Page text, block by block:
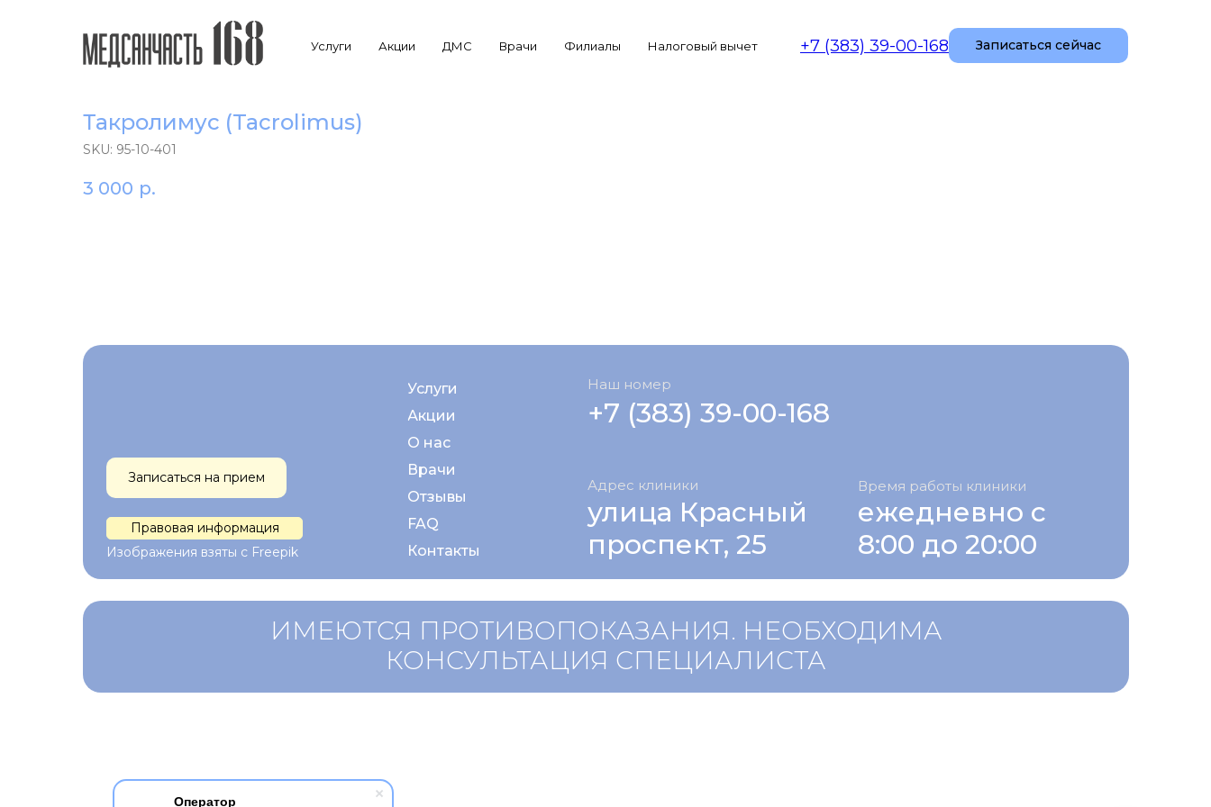
Оператор
Услуги Акции ДМС Врачи Филиалы Налоговый вычет +7 (383) 39-00-168 Записаться сейчас
Такролимус (Tacrolimus)
SKU: 95-10-401
3 000 р.
Услуги
Правовая информация
Акции
Врачи
О нас
+7 (383) 39-00-168
Отзывы
FAQ
Контакты
Наш номер
ежедневно с
8:00 до 20:00
Время работы клиники
Адрес клиники
улица Красный
проспект, 25
Записаться на прием
Изображения взяты с Freepik
ИМЕЮТСЯ ПРОТИВОПОКАЗАНИЯ. НЕОБХОДИМА
КОНСУЛЬТАЦИЯ СПЕЦИАЛИСТА